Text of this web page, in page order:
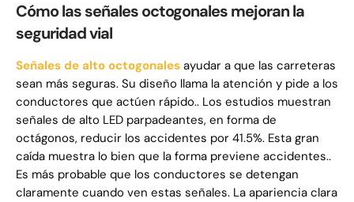
Cómo las señales octogonales mejoran la
seguridad vial
Señales de alto octogonales ayudar a que las carreteras
sean más seguras. Su diseño llama la atención y pide a los
conductores que actúen rápido.. Los estudios muestran
señales de alto LED parpadeantes, en forma de
octágonos, reducir los accidentes por 41.5%. Esta gran
caída muestra lo bien que la forma previene accidentes..
Es más probable que los conductores se detengan
claramente cuando ven estas señales. La apariencia clara